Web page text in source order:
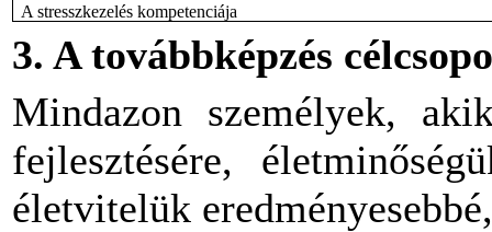
A stresszkezelés kompetenciája
3. A továbbképzés
Mindazon személyek,
fejlesztésére,
életvitelük